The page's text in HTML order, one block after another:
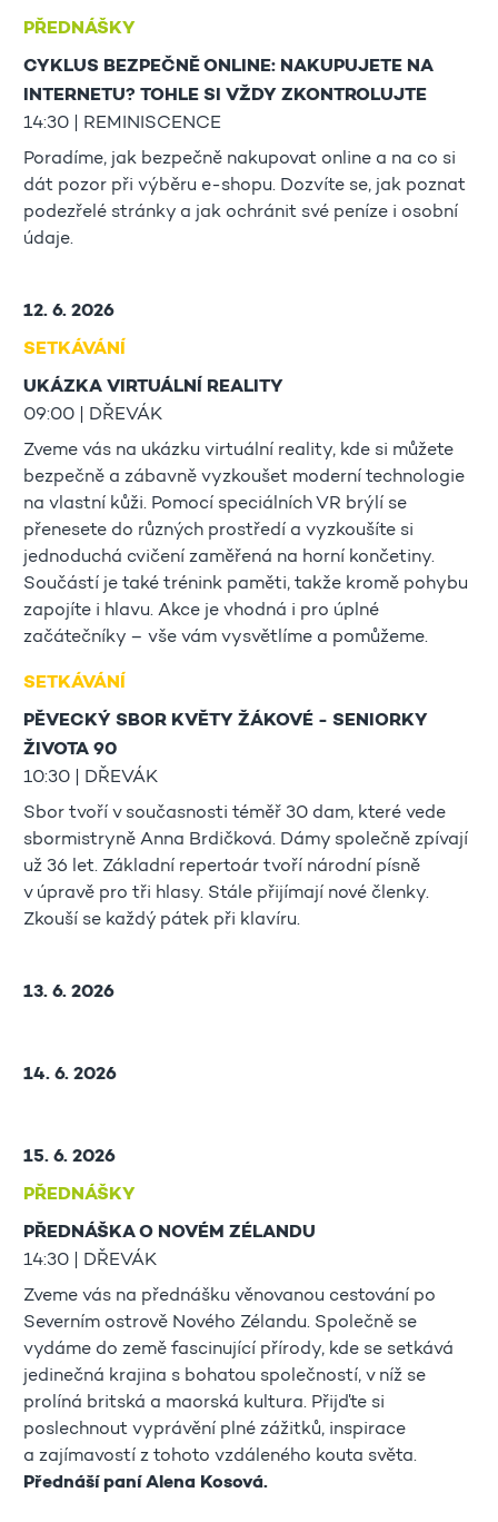
PŘEDNÁŠKY
CYKLUS BEZPEČNĚ ONLINE: NAKUPUJETE NA
INTERNETU? TOHLE SI VŽDY ZKONTROLUJTE
14:30 | REMINISCENCE
Poradíme, jak bezpečně nakupovat online a na co si
dát pozor při výběru e-shopu. Dozvíte se, jak poznat
podezřelé stránky a jak ochránit své peníze i osobní
údaje.
12. 6. 2026
SETKÁVÁNÍ
UKÁZKA VIRTUÁLNÍ REALITY
09:00 | DŘEVÁK
Zveme vás na ukázku virtuální reality, kde si můžete
bezpečně a zábavně vyzkoušet moderní technologie
na vlastní kůži. Pomocí speciálních VR brýlí se
přenesete do různých prostředí a vyzkoušíte si
jednoduchá cvičení zaměřená na horní končetiny.
Součástí je také trénink paměti, takže kromě pohybu
zapojíte i hlavu. Akce je vhodná i pro úplné
začátečníky – vše vám vysvětlíme a pomůžeme.
SETKÁVÁNÍ
PĚVECKÝ SBOR KVĚTY ŽÁKOVÉ - SENIORKY
ŽIVOTA 90
10:30 | DŘEVÁK
Sbor tvoří v současnosti téměř 30 dam, které vede
sbormistryně Anna Brdičková. Dámy společně zpívají
už 36 let. Základní repertoár tvoří národní písně
v úpravě pro tři hlasy. Stále přijímají nové členky.
Zkouší se každý pátek při klavíru.
13. 6. 2026
14. 6. 2026
15. 6. 2026
PŘEDNÁŠKY
PŘEDNÁŠKA O NOVÉM ZÉLANDU
14:30 | DŘEVÁK
Zveme vás na přednášku věnovanou cestování po
Severním ostrově Nového Zélandu. Společně se
vydáme do země fascinující přírody, kde se setkává
jedinečná krajina s bohatou společností, v níž se
prolíná britská a maorská kultura. Přijďte si
poslechnout vyprávění plné zážitků, inspirace
a zajímavostí z tohoto vzdáleného kouta světa.
Přednáší paní Alena Kosová.